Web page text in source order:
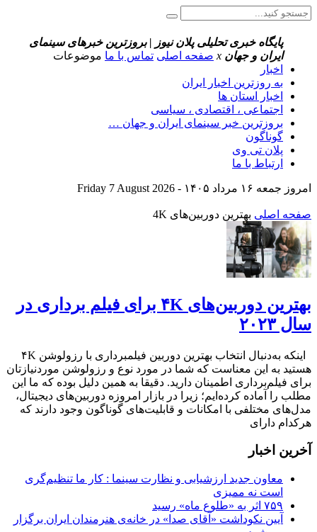
پایگاه خبری تحلیلی پلان نیوز | بروزترین خبرهای سینمای
ایران و جهان x صفحه اصلی تماس با ما موضوعات
اخبار
به روزترین اخبار ایران
اخبار استان ها
اجتماعی ، اقتصادی ، سیاسی
بروزترین خبر سینمای ایران و جهان …
گوناگون
پلان تی وی
ارتباط با ما
امروز جمعه ۱۶ مرداد ۱۴۰۵ - Friday 7 August 2026
صفحه اصلی بهترین دوربین‌های 4K
بهترین دوربین‌های ۴K برای فیلم برداری در
سال ۲۰۲۳
هستید به این معناست که شما در مورد نوع و رزولوشن موردنیازتان
برای فیلم‌برداری اطمینان دارید. دقیقا به همین دلیل بوده که ما این
مطلب را آماده کرده‌ایم؛ زیرا در بازار امروزه دوربین‌های دیجیتال،
مدل‌های مختلفی با امکانات و قابلیت‌های گوناگون وجود دارند که
هرکدام دارای
آخرین اخبار
معاون جدید ارزشیابی و نظارت سینما : کار ما تنظیم‌گری
است نه ممیزی
۷۵۹ اثر به «طلوع ماه» رسید
آیین نکوداشت «آقای صدا» در خانه‌ی هنرمندان ایران برگزار